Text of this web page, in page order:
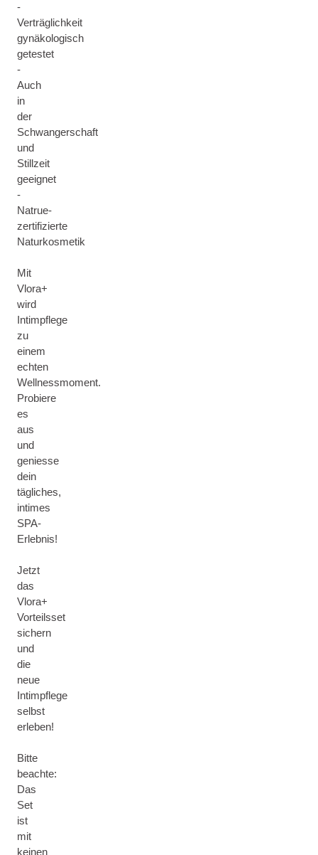
-
Verträglichkeit
gynäkologisch
getestet
-
Auch
in
der
Schwangerschaft
und
Stillzeit
geeignet
-
Natrue-
zertifizierte
Naturkosmetik
Mit
Vlora+
wird
Intimpflege
zu
einem
echten
Wellnessmoment.
Probiere
es
aus
und
geniesse
dein
tägliches,
intimes
SPA-
Erlebnis!
Jetzt
das
Vlora+
Vorteilsset
sichern
und
die
neue
Intimpflege
selbst
erleben!
Bitte
beachte:
Das
Set
ist
mit
keinen